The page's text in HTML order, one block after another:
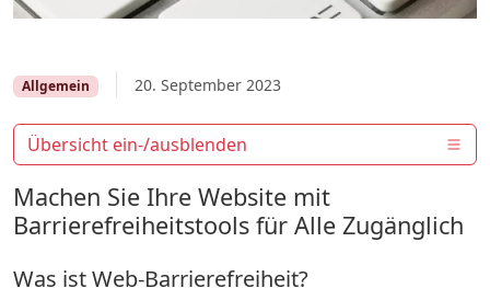
Allgemein 20. September 2023
Übersicht ein-/ausblenden
Machen Sie Ihre Website mit
Barrierefreiheitstools für Alle Zugänglich
Was ist Web-Barrierefreiheit?